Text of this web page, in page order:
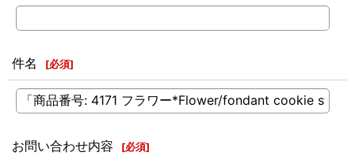
件名 [必須]
お問い合わせ内容 [必須]